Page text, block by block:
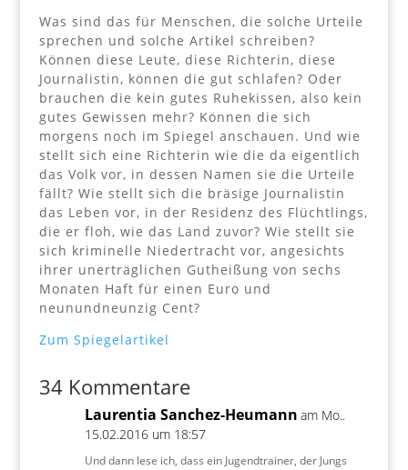
Was sind das für Menschen, die solche Urteile
sprechen und solche Artikel schreiben?
Können diese Leute, diese Richterin, diese
Journalistin, können die gut schlafen? Oder
brauchen die kein gutes Ruhekissen, also kein
gutes Gewissen mehr? Können die sich
morgens noch im Spiegel anschauen. Und wie
stellt sich eine Richterin wie die da eigentlich
das Volk vor, in dessen Namen sie die Urteile
fällt? Wie stellt sich die bräsige Journalistin
das Leben vor, in der Residenz des Flüchtlings,
die er floh, wie das Land zuvor? Wie stellt sie
sich kriminelle Niedertracht vor, angesichts
ihrer unerträglichen Gutheißung von sechs
Monaten Haft für einen Euro und
neunundneunzig Cent?
Zum Spiegelartikel
34 Kommentare
Laurentia Sanchez-Heumann am Mo..
15.02.2016 um 18:57
Und dann lese ich, dass ein Jugendtrainer, der Jungs